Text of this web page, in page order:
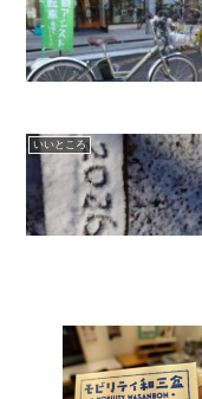
いいところ